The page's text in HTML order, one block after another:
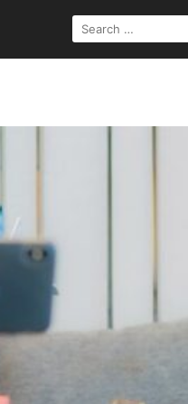
SEARCH
FOR: